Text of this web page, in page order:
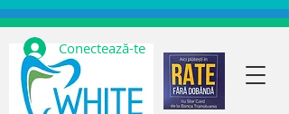
Conectează-te